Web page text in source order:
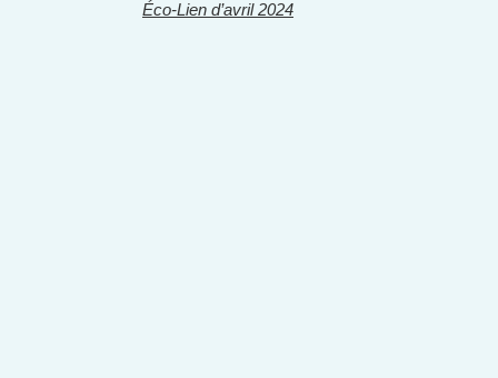
Éco-Lien d’avril 2024